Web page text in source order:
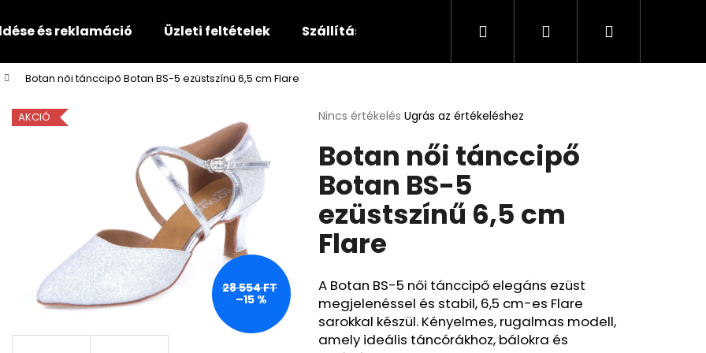
és reklamáció Üzleti feltételek Szállítás és fizetés Kapcsolat A személyes adatok
KeresésBejelentkezés
Kosár
Botan női tánccipő Botan BS-5 ezüstszínű 6,5 cm Flare
A
átlagos
értékelése
5-
ből
0,0
csillag.
Nincs értékelés Ugrás az értékeléshez
Botan női tánccipő
Botan BS-5
ezüstszínű 6,5 cm
Flare
A Botan BS-5 női tánccipő elegáns ezüst
megjelenéssel és stabil, 6,5 cm-es Flare
sarokkal készül. Kényelmes, rugalmas modell,
amely ideális táncórákhoz, bálokra és
AKCIÓ
28 554 FT
–15 %
Mit keres?
KERESÉS